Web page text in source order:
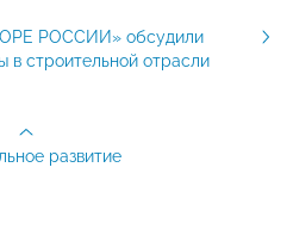
РОССИИ» обсудили
в строительной отрасли
развитие